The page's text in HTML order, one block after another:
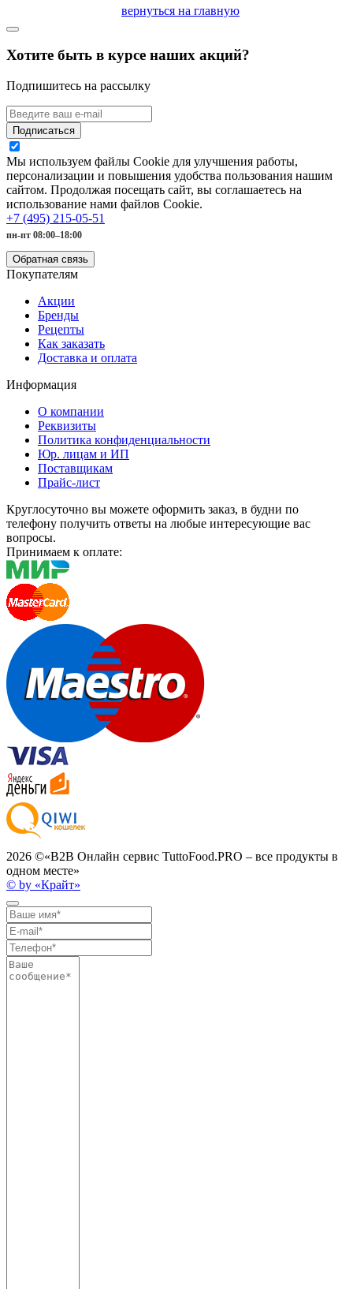
вернуться на главную
Хотите быть в курсе наших акций?
Подпишитесь на рассылку
Подписаться
Мы используем файлы Cookie для улучшения работы,
персонализации и повышения удобства пользования нашим
сайтом. Продолжая посещать сайт, вы соглашаетесь на
использование нами файлов Cookie.
+7 (495) 215-05-51
пн-пт 08:00–18:00
Обратная связь
Покупателям
Акции
Бренды
Рецепты
Как заказать
Доставка и оплата
Информация
О компании
Реквизиты
Политика конфиденциальности
Юр. лицам и ИП
Поставщикам
Прайс-лист
Круглосуточно вы можете оформить заказ, в будни по
телефону получить ответы на любые интересующие вас
вопросы.
Принимаем к оплате:
2026 ©«B2B Онлайн сервис TuttoFood.PRO – все продукты в
одном месте»
© by «Крайт»